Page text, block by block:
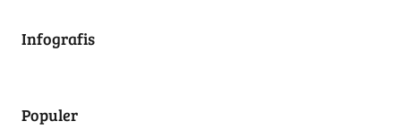
Infografis
Populer